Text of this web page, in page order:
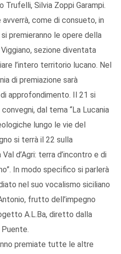
Trufelli, Silvia Zoppi Garampi.
avverrà, come di consueto, in
premieranno le opere della
sezione diventata
l’intero territorio lucano. Nel
di premiazione sarà
approfondimento. Il 21 si
dal tema “La Lucania
lungo le vie del
si terrà il 22 sulla
d’Agri: terra d’incontro e di
In modo specifico si parlerà
nel suo vocalismo siciliano
frutto dell’impegno
A.L.Ba, diretto dalla
premiate tutte le altre